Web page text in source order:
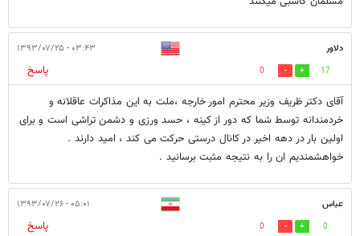
دلاور ۰۳:۴۳ - ۱۳۹۳/۰۷/۲۵
17
0
پاسخ
آقای دکتر ظریف وزیر محترم امور خارجه ،ملت به این مذاکرات عاقلانه و
خردمندانه توسط شما که دور از کینه ، حسد ورزی و دشمن تراشی است و برای
اولین بار در دهه اخیر در کانال درستی حرکت می کند ، امید دارند .
خواهشمندیم ان را به نتیجه مثبت برسانید .
عباس ۰۵:۰۱ - ۱۳۹۳/۰۷/۲۶
0
0
پاسخ